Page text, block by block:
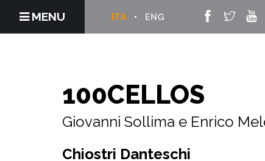
MENU ENG
ITA
100CELLOS
Giovanni Sollima e Enrico
Chiostri Danteschi